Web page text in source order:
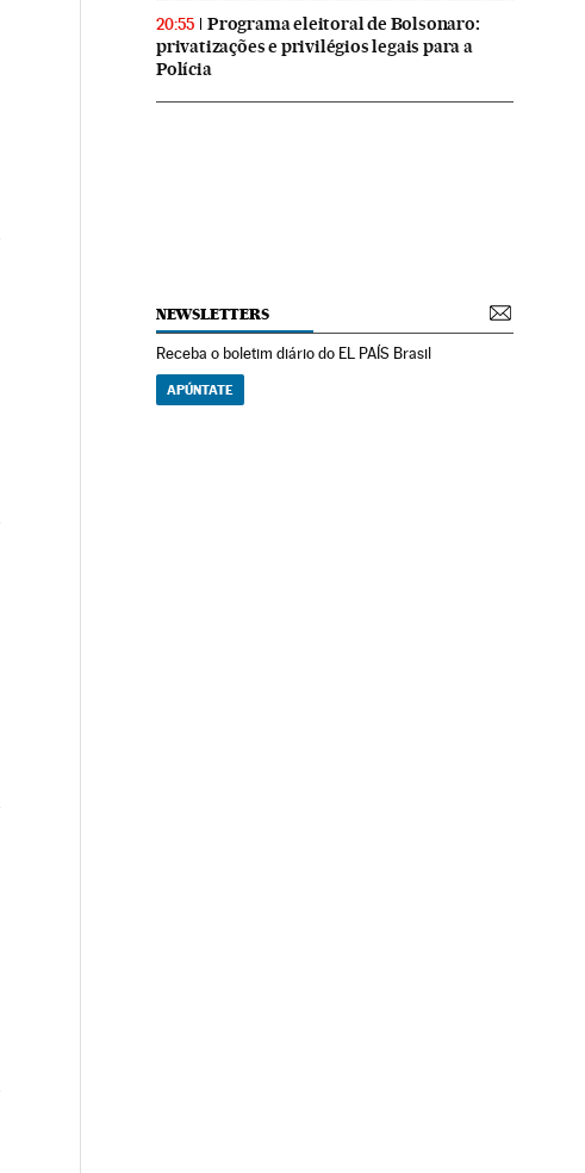
20:55
Programa eleitoral de Bolsonaro:
privatizações e privilégios legais para a
Polícia
NEWSLETTERS
Receba o boletim diário do EL PAÍS Brasil
APÚNTATE